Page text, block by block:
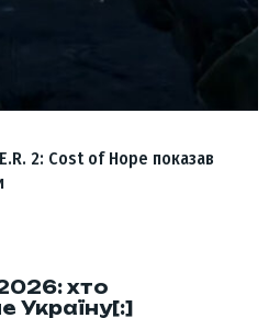
хто
Україну[:]
2: Cost of Hope показав